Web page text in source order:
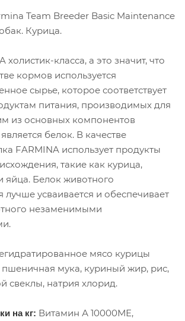
Team Breeder Basic Maintenance
Курица.
класса, а это значит, что
кормов используется
сырье, которое соответствует
питания, производимых для
из основных компонентов
белок. В качестве
FARMINA использует продукты
такие как курица,
яйца. Белок животного
усваивается и обеспечивает
незаменимыми
мясо курицы
пшеничная мука, куриный жир, рис,
свеклы, натрия хлорид.
на кг: Витамин А 10000МЕ,